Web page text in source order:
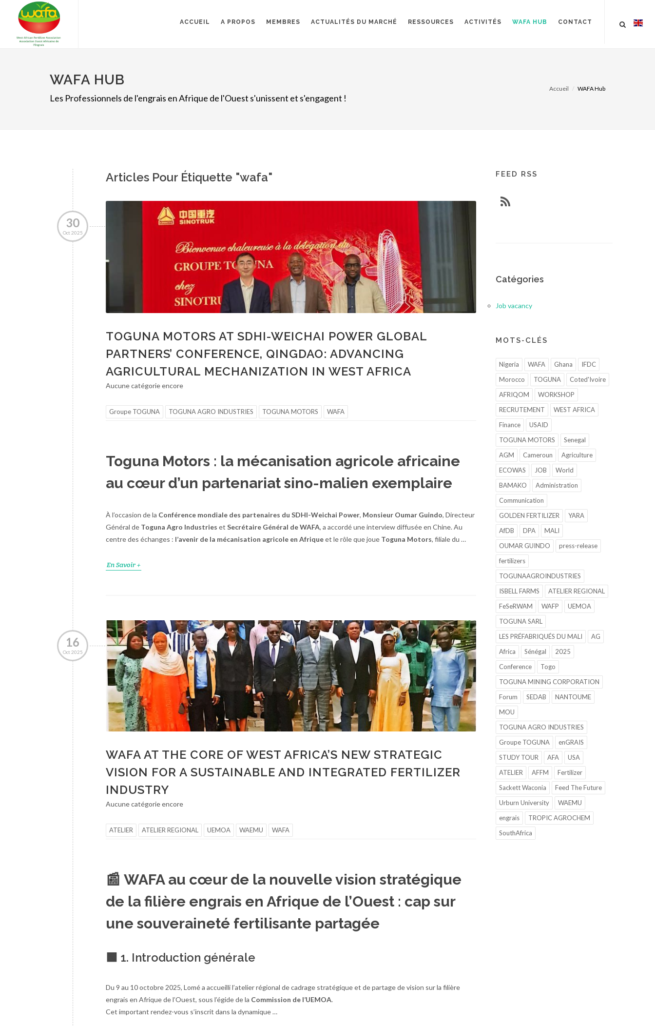
ACCUEIL A PROPOS MEMBRES ACTUALITÉS DU MARCHÉ RESSOURCES ACTIVITÉS WAFA HUB CONTACT
WAFA HUB
Les Professionnels de l'engrais en Afrique de l'Ouest s'unissent et s'engagent !
Accueil WAFA Hub
Articles Pour Étiquette "wafa"
30
Oct 2025
TOGUNA MOTORS AT SDHI-WEICHAI POWER GLOBAL
PARTNERS’ CONFERENCE, QINGDAO: ADVANCING
AGRICULTURAL MECHANIZATION IN WEST AFRICA
Aucune catégorie encore
Groupe TOGUNA TOGUNA AGRO INDUSTRIES TOGUNA MOTORS WAFA
Toguna Motors : la mécanisation agricole africaine
au cœur d’un partenariat sino-malien exemplaire
À l’occasion de la Conférence mondiale des partenaires du SDHI-Weichai Power, Monsieur Oumar Guindo, Directeur
Général de Toguna Agro Industries et Secrétaire Général de WAFA, a accordé une interview diffusée en Chine. Au
centre des échanges : l’avenir de la mécanisation agricole en Afriqueet le rôle que joue Toguna Motors, filiale du …
En Savoir +
16
Oct 2025
WAFA AT THE CORE OF WEST AFRICA’S NEW STRATEGIC
VISION FOR A SUSTAINABLE AND INTEGRATED FERTILIZER
INDUSTRY
Aucune catégorie encore
ATELIER ATELIER REGIONAL UEMOA WAEMU WAFA
📰 WAFA au cœur de la nouvelle vision stratégique
de la filière engrais en Afrique de l’Ouest : cap sur
une souveraineté fertilisante partagée
🟩 1. Introduction générale
Du 9 au 10 octobre 2025, Lomé a accueilli l’atelier régional de cadrage stratégique et de partage de vision sur la filière
engrais en Afrique de l’Ouest, sous l’égide de la Commission de l’UEMOA.
Cet important rendez-vous s’inscrit dans la dynamique …
FEED RSS
Catégories
Job vacancy
MOTS-CLÉS
Nigeria WAFA Ghana
IFDC
Morocco
TOGUNA
Coted'Ivoire
AFRIQOM
WORKSHOP
RECRUTEMENT
WEST AFRICA
Finance
USAID
TOGUNA MOTORS
Senegal
AGM
Cameroun
Agriculture
ECOWAS
JOB
World
BAMAKO
Administration
Communication
GOLDEN FERTILIZER
YARA
AfDB
DPA
MALI
OUMAR GUINDO
press-release
fertilizers
TOGUNAAGROINDUSTRIES
ISBELL FARMS
ATELIER REGIONAL
FeSeRWAM
WAFP
UEMOA
TOGUNA SARL
LES PRÉFABRIQUÉS DU MALI
AG
Africa
Sénégal
2025
Conference
Togo
TOGUNA MINING CORPORATION
Forum
SEDAB
NANTOUME
MOU
TOGUNA AGRO INDUSTRIES
Groupe TOGUNA
enGRAIS
STUDY TOUR
AFA
USA
ATELIER
AFFM
Fertilizer
Sackett Waconia
Feed The Future
Urburn University
WAEMU
engrais
TROPIC AGROCHEM
SouthAfrica